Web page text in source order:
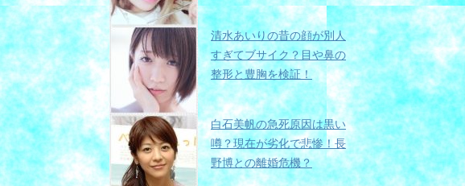
清水あいりの昔の顔が別人
すぎてブサイク？目や鼻の
整形と豊胸を検証！
白石美帆の急死原因は黒い
噂？現在が劣化で悲惨！長
野博との離婚危機？